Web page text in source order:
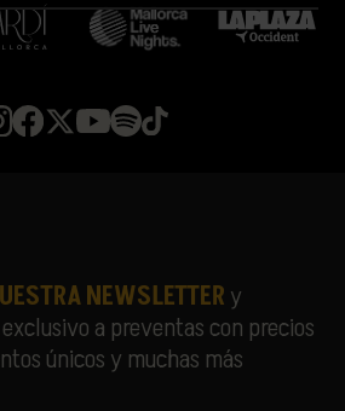
NEWSLETTERy
a preventas con precios
únicos y muchas más